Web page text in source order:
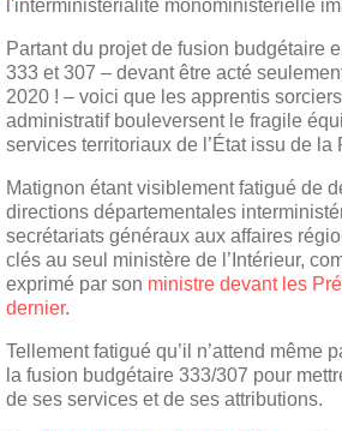
Partant du projet de fusion budgétaire
333 et 307 – devant être acté
2020 ! – voici que les apprentis
administratif bouleversent le fragile
services territoriaux de l’État issu de la
Matignon étant visiblement fatigué de
directions départementales
secrétariats généraux aux affaires
clés au seul ministère de l’Intérieur,
exprimé par son ministre devant les
dernier.
Tellement fatigué qu’il n’attend même
la fusion budgétaire 333/307 pour
de ses services et de ses attributions.